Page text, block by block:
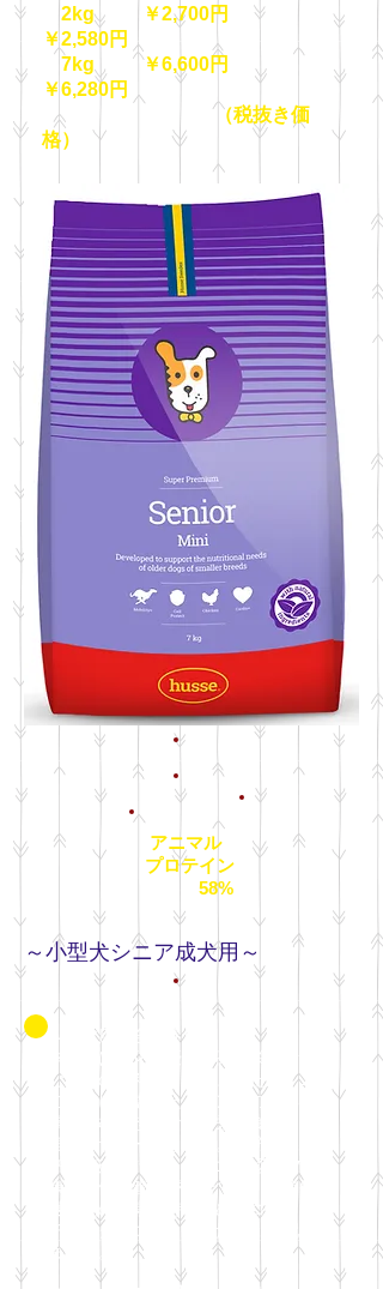
2kg ￥2,700円
￥2,580円
7kg ￥6,600円
￥6,280円
（税抜き価
格）
アニマル
プロテイン
58%
～小型犬シニア成犬用～
シニア用総合栄養食
本製品は消化に優しい高い栄養素を含
む最上の材料から作りました。シニア
の愛犬に配慮したバランスの良い栄養
素を含む理想的な総合栄養食で、健康
維持をサポートします。脂肪分わずか
9%の低脂肪食で、シニアの愛犬の健
康的な体重管理が可能です。関節や心
臓機能の健康維持のためにコンドロイ
チンとグルコサミンをたっぷり配合し
ました。